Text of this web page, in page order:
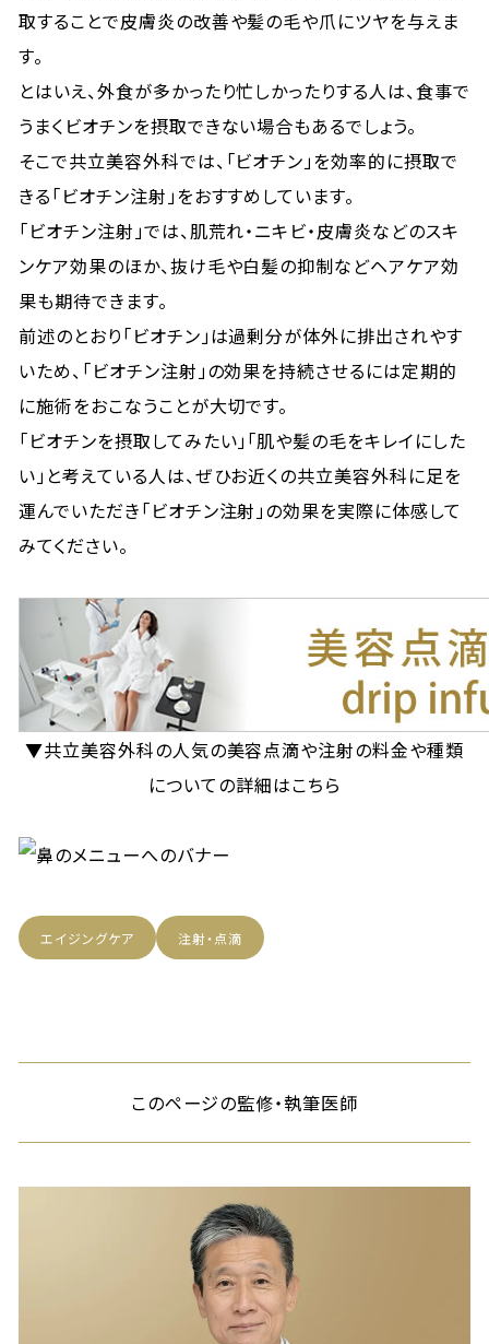
取することで皮膚炎の改善や髪の毛や爪にツヤを与えま
す。
とはいえ、外食が多かったり忙しかったりする人は、食事で
うまくビオチンを摂取できない場合もあるでしょう。
そこで共立美容外科では、「ビオチン」を効率的に摂取で
きる「ビオチン注射」をおすすめしています。
「ビオチン注射」では、肌荒れ・ニキビ・皮膚炎などのスキ
ンケア効果のほか、抜け毛や白髪の抑制などヘアケア効
果も期待できます。
前述のとおり「ビオチン」は過剰分が体外に排出されやす
いため、「ビオチン注射」の効果を持続させるには定期的
に施術をおこなうことが大切です。
「ビオチンを摂取してみたい」「肌や髪の毛をキレイにした
い」と考えている人は、ぜひお近くの共立美容外科に足を
運んでいただき「ビオチン注射」の効果を実際に体感して
みてください。
▼共立美容外科の人気の美容点滴や注射の料金や種類
についての詳細はこちら
エイジングケア 注射・点滴
このページの監修・執筆医師